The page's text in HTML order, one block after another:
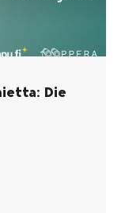
Die